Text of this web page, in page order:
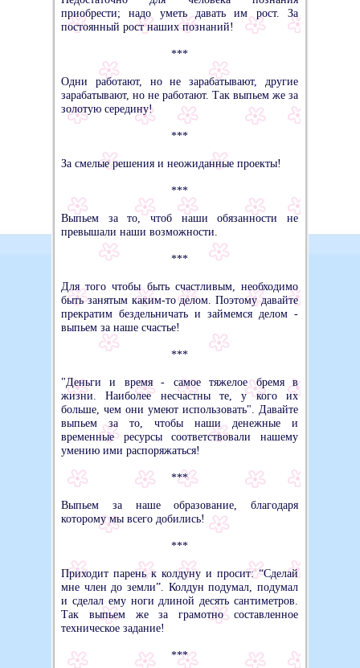
приобрести; надо уметь давать им рост. За
постоянный рост наших познаний!
***
Одни работают, но не зарабатывают, другие
зарабатывают, но не работают. Так выпьем же за
золотую середину!
***
За смелые решения и неожиданные проекты!
***
Выпьем за то, чтоб наши обязанности не
превышали наши возможности.
***
Для того чтобы быть счастливым, необходимо
быть занятым каким-то делом. Поэтому давайте
прекратим бездельничать и займемся делом -
выпьем за наше счастье!
***
"Деньги и время - самое тяжелое бремя в
жизни. Наиболее несчастны те, у кого их
больше, чем они умеют использовать". Давайте
выпьем за то, чтобы наши денежные и
временные ресурсы соответствовали нашему
умению ими распоряжаться!
***
Выпьем за наше образование, благодаря
которому мы всего добились!
***
Приходит парень к колдуну и просит: “Сделай
мне член до земли”. Колдун подумал, подумал
и сделал ему ноги длиной десять сантиметров.
Так выпьем же за грамотно составленное
техническое задание!
***